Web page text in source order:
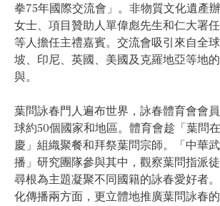
拳75年國際交流會」。非物質文化遺產
女士、項目贊助人單偉彪先生和仁大署
等人擔任主禮嘉賓。交流會吸引來自全
坡、印尼、英國、美國及克羅地亞等地
與。
葉問詠春門人遍布世界，詠春體育會會
球約50個國家和地區。體育會趁「葉問
慶」組織聚餐和拜祭葉問宗師。「中華
播」研究團隊參與其中，觀察葉問指派
尋根為主題凝聚不同國籍的詠春愛好者
化傳播兩方面，更立體地推廣葉問詠春